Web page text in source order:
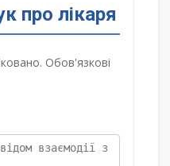
про лікаря
Обов'язкові